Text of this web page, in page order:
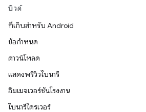
บิวด์
ที่เก็บสำหรับ Android
ข้อกำหนด
ดาวน์โหลด
แสดงพรีวิวไบนารี
อิมเมจเวอร์ชันโรงงาน
ไบนารีไดรเวอร์